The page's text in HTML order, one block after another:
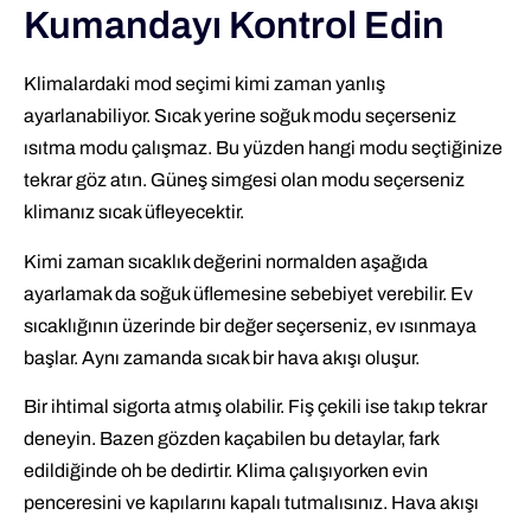
Kumandayı Kontrol Edin
Klimalardaki mod seçimi kimi zaman yanlış
ayarlanabiliyor. Sıcak yerine soğuk modu seçerseniz
ısıtma modu çalışmaz. Bu yüzden hangi modu seçtiğinize
tekrar göz atın. Güneş simgesi olan modu seçerseniz
klimanız sıcak üfleyecektir.
Kimi zaman sıcaklık değerini normalden aşağıda
ayarlamak da soğuk üflemesine sebebiyet verebilir. Ev
sıcaklığının üzerinde bir değer seçerseniz, ev ısınmaya
başlar. Aynı zamanda sıcak bir hava akışı oluşur.
Bir ihtimal sigorta atmış olabilir. Fiş çekili ise takıp tekrar
deneyin. Bazen gözden kaçabilen bu detaylar, fark
edildiğinde oh be dedirtir. Klima çalışıyorken evin
penceresini ve kapılarını kapalı tutmalısınız. Hava akışı